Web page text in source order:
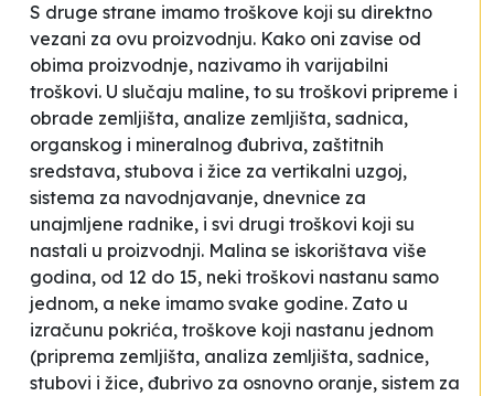
S druge strane imamo troškove koji su direktno
vezani za ovu proizvodnju. Kako oni zavise od
obima proizvodnje, nazivamo ih varijabilni
troškovi. U slučaju maline, to su troškovi pripreme i
obrade zemljišta, analize zemljišta, sadnica,
organskog i mineralnog đubriva, zaštitnih
sredstava, stubova i žice za vertikalni uzgoj,
sistema za navodnjavanje, dnevnice za
unajmljene radnike, i svi drugi troškovi koji su
nastali u proizvodnji. Malina se iskorištava više
godina, od 12 do 15, neki troškovi nastanu samo
jednom, a neke imamo svake godine. Zato u
izračunu pokrića, troškove koji nastanu jednom
(priprema zemljišta, analiza zemljišta, sadnice,
stubovi i žice, đubrivo za osnovno oranje, sistem za